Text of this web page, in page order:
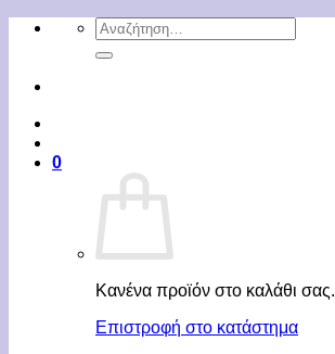
Μετάβαση
περιεχόμενο
Αναζήτηση
για:
0
Κανένα προϊόν στο καλάθι σας.
Επιστροφή στο κατάστημα